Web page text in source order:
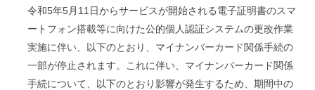
令和5年5月11日からサービスが開始される電子証明書のスマ
ートフォン搭載等に向けた公的個人認証システムの更改作業
実施に伴い、以下のとおり、マイナンバーカード関係手続の
一部が停止されます。これに伴い、マイナンバーカード関係
手続について、以下のとおり影響が発生するため、期間中の